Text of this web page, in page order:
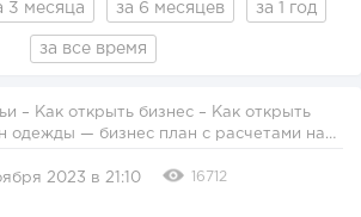
3 месяца за 6 месяцев за 1 год
за все время
– Как открыть бизнес
одежды — бизнес план с расчетами на
2023 в 21:10
16712